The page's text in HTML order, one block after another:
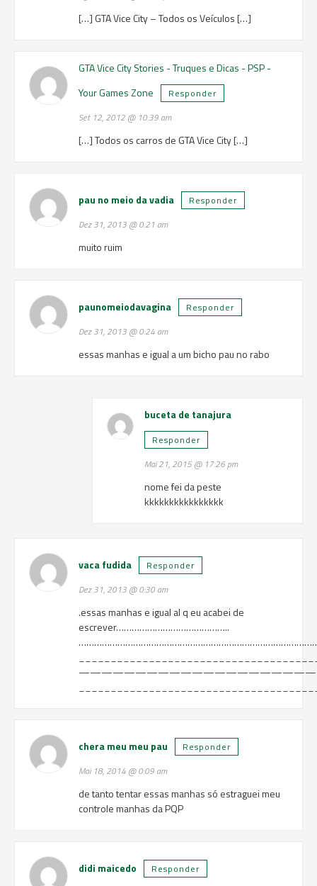
[…] GTA Vice City – Todos os Veículos […]
GTA Vice City Stories - Truques e Dicas - PSP -
Your Games Zone
Responder
Set 12, 2012 @ 10:39 am
[…] Todos os carros de GTA Vice City […]
pau no meio da vadia Responder
Dez 31, 2013 @ 0:21 am
muito ruim
paunomeiodavagina Responder
Dez 31, 2013 @ 0:24 am
essas manhas e igual a um bicho pau no rabo
buceta de tanajura
Responder
Mai 21, 2015 @ 17:26 pm
nome fei da peste
kkkkkkkkkkkkkkkk
vaca fudida Responder
Dez 31, 2013 @ 0:30 am
.essas manhas e igual al q eu acabei de
escrever……………………………………..
chera meu meu pau Responder
Mai 18, 2014 @ 0:09 am
de tanto tentar essas manhas só estraguei meu
controle manhas da PQP
didi maicedo Responder